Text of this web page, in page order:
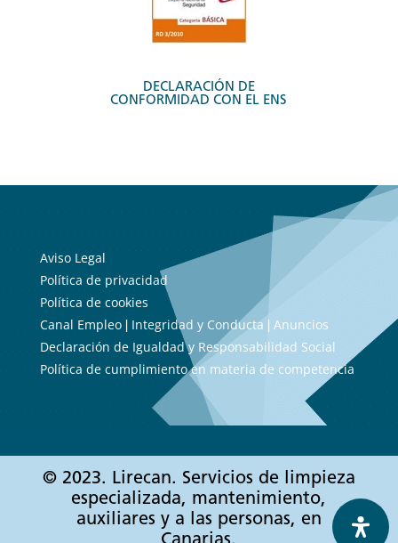
DECLARACIÓN DE
CONFORMIDAD CON EL ENS
Aviso Legal
Política de privacidad
Política de cookies
Canal Empleo| Integridad y Conducta
Anuncios
Declaración de Igualdad y Responsabilidad Social
Política de cumplimiento en materia de competencia
© 2023. Lirecan. Servicios de limpieza
especializada, mantenimiento,
auxiliares y a las personas, en